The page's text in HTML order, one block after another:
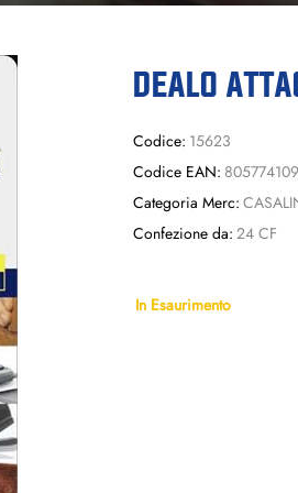
DEALO
Codice: 15623
Codice EAN:
Categoria Merc:
Confezione da: 24 CF
In Esaurimento